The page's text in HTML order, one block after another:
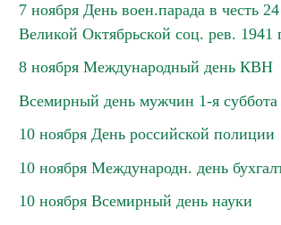
7 ноября День воен.парада в честь
Великой Октябрьской соц. рев. 1941
8 ноября Международный день КВН
Всемирный день мужчин 1-я суббота
10 ноября День российской полиции
10 ноября Международн. день
10 ноября Всемирный день науки